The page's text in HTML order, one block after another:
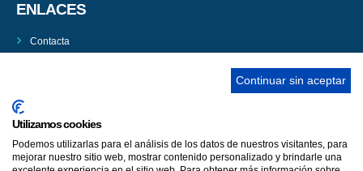
ENLACES
Contacta
Continuar sin aceptar
Utilizamos cookies
Podemos utilizarlas para el análisis de los datos de nuestros visitantes, para
mejorar nuestro sitio web, mostrar contenido personalizado y brindarle una